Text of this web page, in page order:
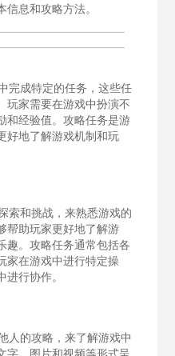
息和攻略方法。
完成特定的任务，这些任
玩家需要在游戏中扮演不
和经验值。攻略任务是游
好地了解游戏机制和玩
索和挑战，来熟悉游戏的
帮助玩家更好地了解游
趣。攻略任务通常包括各
家在游戏中进行特定操
进行协作。
人的攻略，来了解游戏中